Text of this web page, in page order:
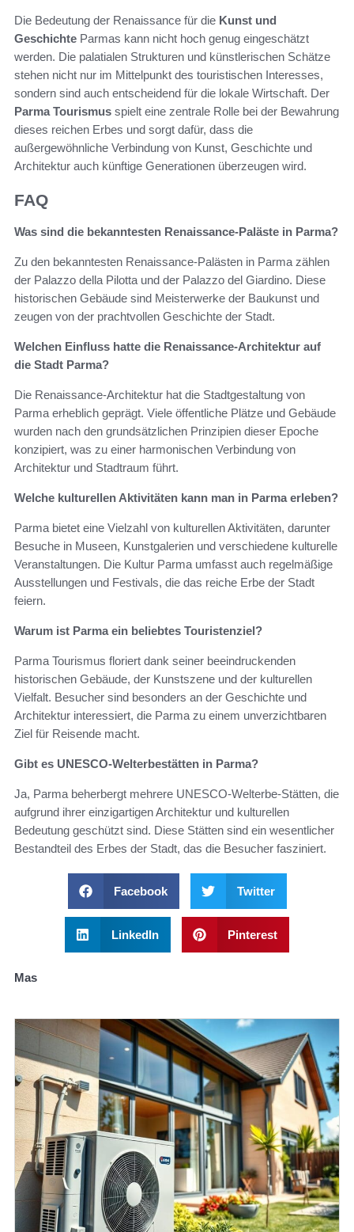
Die Bedeutung der Renaissance für die Kunst und
Geschichte Parmas kann nicht hoch genug eingeschätzt
werden. Die palatialen Strukturen und künstlerischen Schätze
stehen nicht nur im Mittelpunkt des touristischen Interesses,
sondern sind auch entscheidend für die lokale Wirtschaft. Der
Parma Tourismus spielt eine zentrale Rolle bei der Bewahrung
dieses reichen Erbes und sorgt dafür, dass die
außergewöhnliche Verbindung von Kunst, Geschichte und
Architektur auch künftige Generationen überzeugen wird.
FAQ
Was sind die bekanntesten Renaissance-Paläste in Parma?
Zu den bekanntesten Renaissance-Palästen in Parma zählen
der Palazzo della Pilotta und der Palazzo del Giardino. Diese
historischen Gebäude sind Meisterwerke der Baukunst und
zeugen von der prachtvollen Geschichte der Stadt.
Welchen Einfluss hatte die Renaissance-Architektur auf
die Stadt Parma?
Die Renaissance-Architektur hat die Stadtgestaltung von
Parma erheblich geprägt. Viele öffentliche Plätze und Gebäude
wurden nach den grundsätzlichen Prinzipien dieser Epoche
konzipiert, was zu einer harmonischen Verbindung von
Architektur und Stadtraum führt.
Welche kulturellen Aktivitäten kann man in Parma erleben?
Parma bietet eine Vielzahl von kulturellen Aktivitäten, darunter
Besuche in Museen, Kunstgalerien und verschiedene kulturelle
Veranstaltungen. Die Kultur Parma umfasst auch regelmäßige
Ausstellungen und Festivals, die das reiche Erbe der Stadt
feiern.
Warum ist Parma ein beliebtes Touristenziel?
Parma Tourismus floriert dank seiner beeindruckenden
historischen Gebäude, der Kunstszene und der kulturellen
Vielfalt. Besucher sind besonders an der Geschichte und
Architektur interessiert, die Parma zu einem unverzichtbaren
Ziel für Reisende macht.
Gibt es UNESCO-Welterbestätten in Parma?
Ja, Parma beherbergt mehrere UNESCO-Welterbe-Stätten, die
aufgrund ihrer einzigartigen Architektur und kulturellen
Bedeutung geschützt sind. Diese Stätten sind ein wesentlicher
Bestandteil des Erbes der Stadt, das die Besucher fasziniert.
Facebook Twitter
LinkedIn Pinterest
Mas